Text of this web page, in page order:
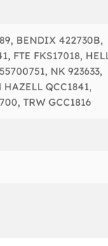
BENDIX 422730B,
FTE FKS17018,
NK 923633,
QCC1841,
TRW GCC1816